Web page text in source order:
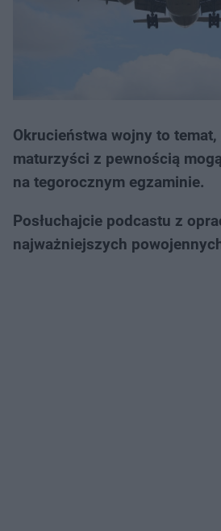
Okrucieństwa wojny to
maturzyści z pewnością
na tegorocznym egzaminie.
Posłuchajcie podcastu z
najważniejszych